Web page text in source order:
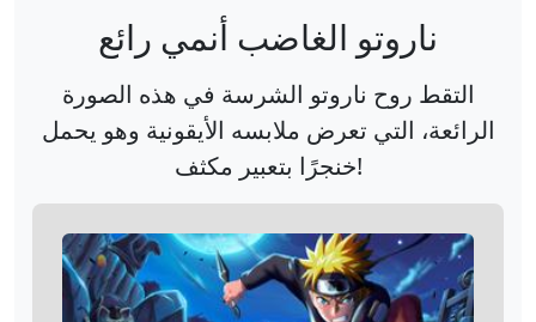
ناروتو الغاضب أنمي رائع
التقط روح ناروتو الشرسة في هذه الصورة
الرائعة، التي تعرض ملابسه الأيقونية وهو يحمل
خنجرًا بتعبير مكثف!